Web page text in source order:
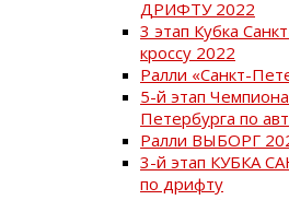
ДРИФТУ 2022
3 этап Кубка
кроссу 2022
Ралли «Санкт-
5-й этап
Петербурга по
Ралли ВЫБОРГ
3-й этап КУБКА
по дрифту